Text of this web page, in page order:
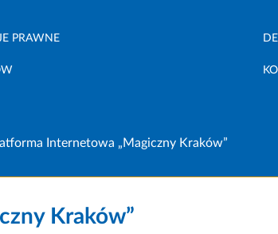
PRAWNE
Internetowa „Magiczny Kraków”
Kraków”